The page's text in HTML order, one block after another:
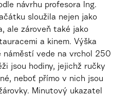
návrhu profesora Ing.
sloužila nejen jako
ale zároveň také jako
a kinem. Výška
náměstí vede na vrchol 250
jsou hodiny, jejichž ručky
neboť přímo v nich jsou
Minutový ukazatel